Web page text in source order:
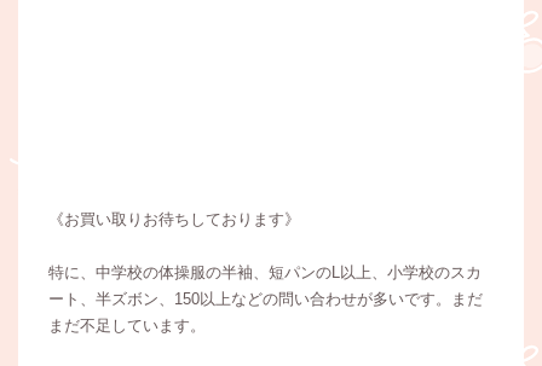
《お買い取りお待ちしております》
特に、中学校の体操服の半袖、短パンのL以上、小学校のスカ
ート、半ズボン、150以上などの問い合わせが多いです。まだ
まだ不足しています。